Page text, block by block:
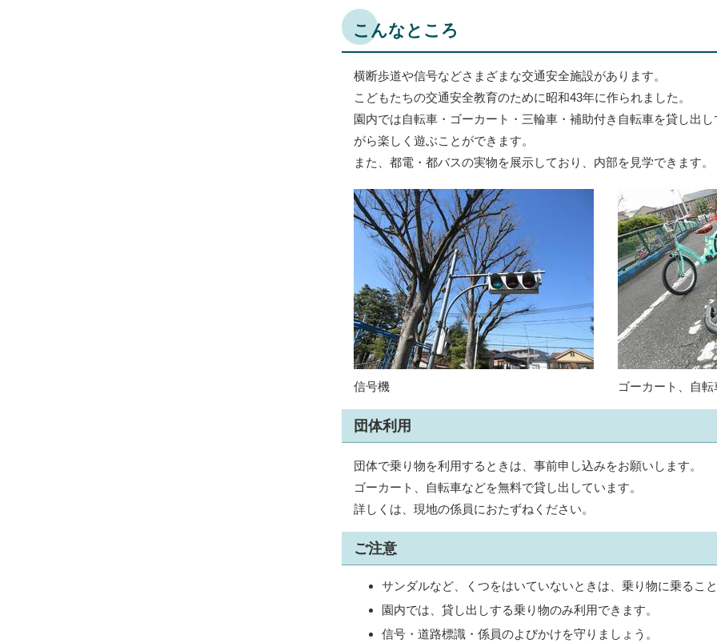
こんなところ
横断歩道や信号などさまざまな交通安全施設があります。
こどもたちの交通安全教育のために昭和43年に作られました。
園内では自転車・ゴーカート・三輪車・補助付き自転車を貸し出
がら楽しく遊ぶことができます。
また、都電・都バスの実物を展示しており、内部を見学できます。
信号機 ゴーカート、自転
団体利用
団体で乗り物を利用するときは、事前申し込みをお願いします。
ゴーカート、自転車などを無料で貸し出しています。
詳しくは、現地の係員におたずねください。
ご注意
サンダルなど、くつをはいていないときは、乗り物に乗ること
園内では、貸し出しする乗り物のみ利用できます。
信号・道路標識・係員のよびかけを守りましょう。